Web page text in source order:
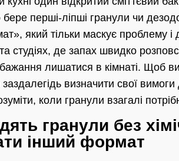
перші-ліпші гранули чи
який тільки маскує проблему
студіях, де запах швидко
бажання лишатися в кімнаті. Щоб
заздалегідь визначити свої
коли гранули взагалі
гранули без
інший формат